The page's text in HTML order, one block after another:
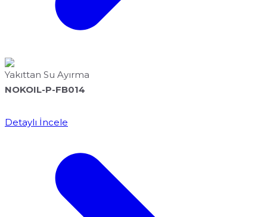
Yakıttan Su Ayırma
NOKOIL-P-FB014
Detaylı İncele